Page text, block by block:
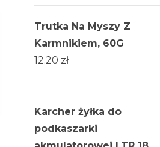
Trutka Na Myszy Z
Karmnikiem, 60G
12.20 zł
Karcher żyłka do
podkaszarki